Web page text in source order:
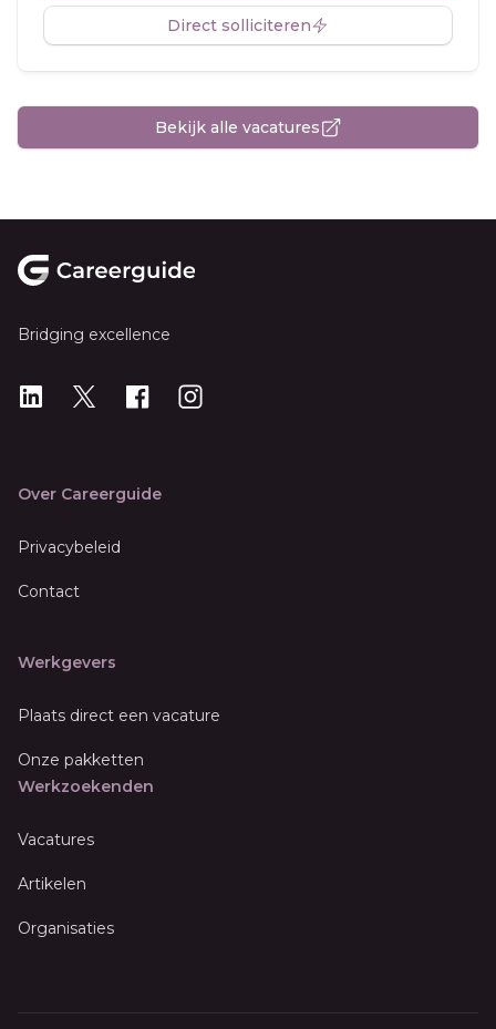
Direct solliciteren
Bekijk alle vacatures
Bridging excellence
LinkedIn
X Instagram
Over Careerguide
Privacybeleid
Contact
Werkgevers
Plaats direct een vacature
Onze pakketten
Werkzoekenden
Vacatures
Artikelen
Organisaties